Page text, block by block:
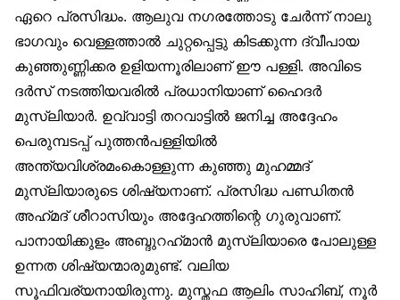
ഏറെ പ്രസിദ്ധം. ആലുവ നഗരത്തോടു ചേർന്ന് നാലു
ഭാഗവും വെള്ളത്താൽ ചുറ്റപ്പെട്ടു കിടക്കുന്ന ദ്വീപായ
കുഞ്ഞുണ്ണിക്കര ഉളിയന്നൂരിലാണ് ഈ പള്ളി. അവിടെ
ദർസ് നടത്തിയവരിൽ പ്രധാനിയാണ് ഹൈദർ
മുസ്‌ലിയാർ. ഉവ്വാട്ടി തറവാട്ടിൽ ജനിച്ച അദ്ദേഹം
പെരുമ്പടപ്പ് പുത്തൻപള്ളിയിൽ
അന്ത്യവിശ്രമംകൊള്ളുന്ന കുഞ്ഞു മുഹമ്മദ്
മുസ്‌ലിയാരുടെ ശിഷ്യനാണ്. പ്രസിദ്ധ പണ്ഡിതൻ
അഹ്‌മദ് ശീറാസിയും അദ്ദേഹത്തിന്റെ ഗുരുവാണ്.
പാനായിക്കുളം അബ്ദുറഹ്‌മാൻ മുസ്‌ലിയാരെ പോലുള്ള
ഉന്നത ശിഷ്യന്മാരുമുണ്ട്. വലിയ
സൂഫിവര്യനായിരുന്നു. മുസ്തഫ ആലിം സാഹിബ്, നൂർ